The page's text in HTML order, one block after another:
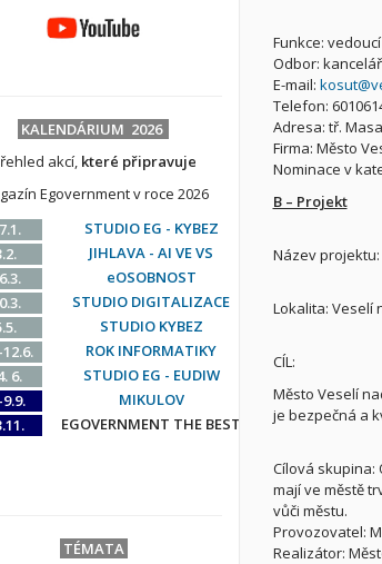
Funkce:
Odbor:
E-mail:
Telefon:
Adresa: tř.
Firma: Město
Nominace v
B – Projekt
Název
Lokalita: Veselí
CÍL:
Město Veselí
je bezpečná a
Cílová skupina:
mají ve městě
vůči městu.
Provozovatel:
Realizátor:
KALENDÁRIUM 2026
akcí, které připravuje
Egovernment v roce 2026
STUDIO EG - KYBEZ
JIHLAVA - AI VE VS
eOSOBNOST
STUDIO DIGITALIZACE
STUDIO KYBEZ
ROK INFORMATIKY
6.
STUDIO EG - EUDIW
MIKULOV
EGOVERNMENT THE BEST
TÉMATA